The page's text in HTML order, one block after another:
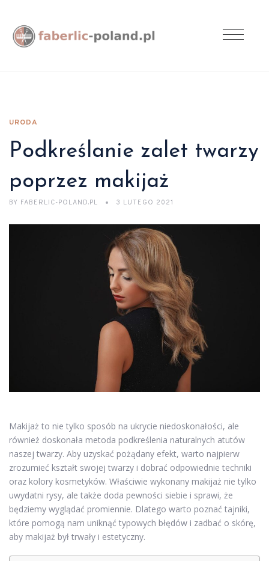
URODA
Podkreślanie zalet twarzy
poprzez makijaż
BY FABERLIC-POLAND.PL 3 LUTEGO 2021
Makijaż to nie tylko sposób na ukrycie niedoskonałości, ale
również doskonała metoda podkreślenia naturalnych atutów
naszej twarzy. Aby uzyskać pożądany efekt, warto najpierw
zrozumieć kształt swojej twarzy i dobrać odpowiednie techniki
oraz kolory kosmetyków. Właściwie wykonany makijaż nie tylko
uwydatni rysy, ale także doda pewności siebie i sprawi, że
będziemy wyglądać promiennie. Dlatego warto poznać tajniki,
które pomogą nam uniknąć typowych błędów i zadbać o skórę,
aby makijaż był trwały i estetyczny.